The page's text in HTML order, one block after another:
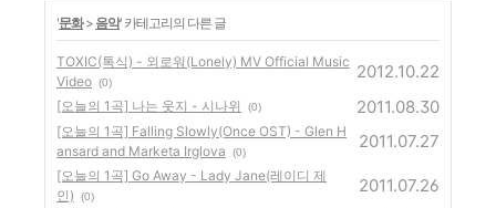
'문화> 음악' 카테고리의 다른 글
TOXIC(톡식) - 외로워(Lonely) MV Official Music
Video (0)
2012.10.22
[오늘의 1곡] 나는 웃지 - 시나위 (0) 2011.08.30
[오늘의 1곡] Falling Slowly(Once OST) - Glen H
ansard and Marketa Irglova
(0)
2011.07.27
‎[오늘의 1곡] Go Away - Lady Jane(레이디 제
인)
(0)
2011.07.26